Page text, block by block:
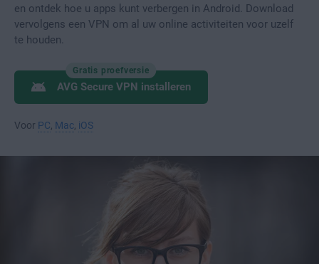
en ontdek hoe u apps kunt verbergen in Android. Download
vervolgens een VPN om al uw online activiteiten voor uzelf
te houden.
Gratis proefversie
AVG Secure VPN installeren
Voor PC Mac iOS